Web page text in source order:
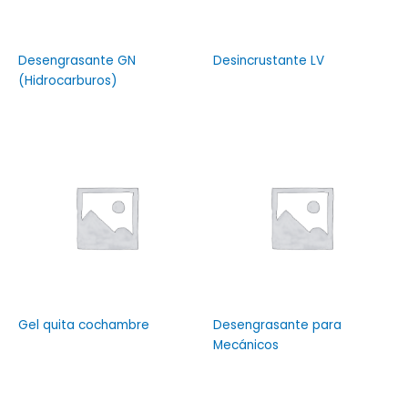
Desengrasante GN
(Hidrocarburos)
Desincrustante LV
Gel quita cochambre
Desengrasante para
Mecánicos